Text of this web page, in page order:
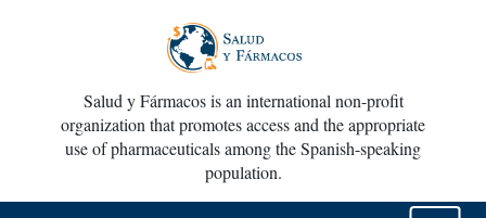
Salud y Fármacos is an international non-profit
organization that promotes access and the appropriate
use of pharmaceuticals among the Spanish-speaking
population.